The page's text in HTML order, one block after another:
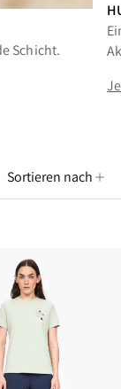
Schicht.
Sortieren nach